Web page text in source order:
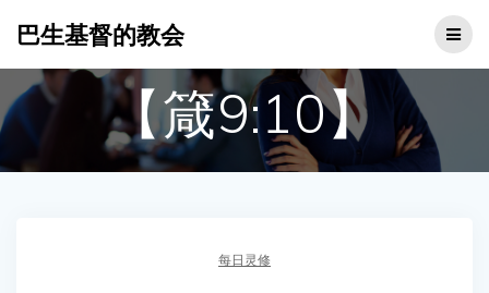
巴生基督的教会
【箴9:10】
每日灵修